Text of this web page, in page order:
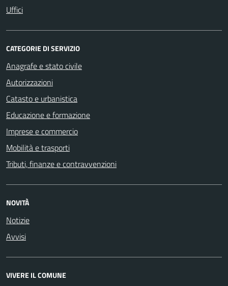
Uffici
CATEGORIE DI SERVIZIO
Anagrafe e stato civile
Autorizzazioni
Catasto e urbanistica
Educazione e formazione
Imprese e commercio
Mobilità e trasporti
Tributi, finanze e contravvenzioni
NOVITÀ
Notizie
Avvisi
VIVERE IL COMUNE